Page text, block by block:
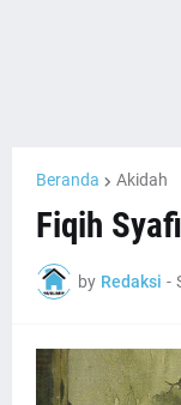
Beranda Akidah
Fiqih
by Redaksi -